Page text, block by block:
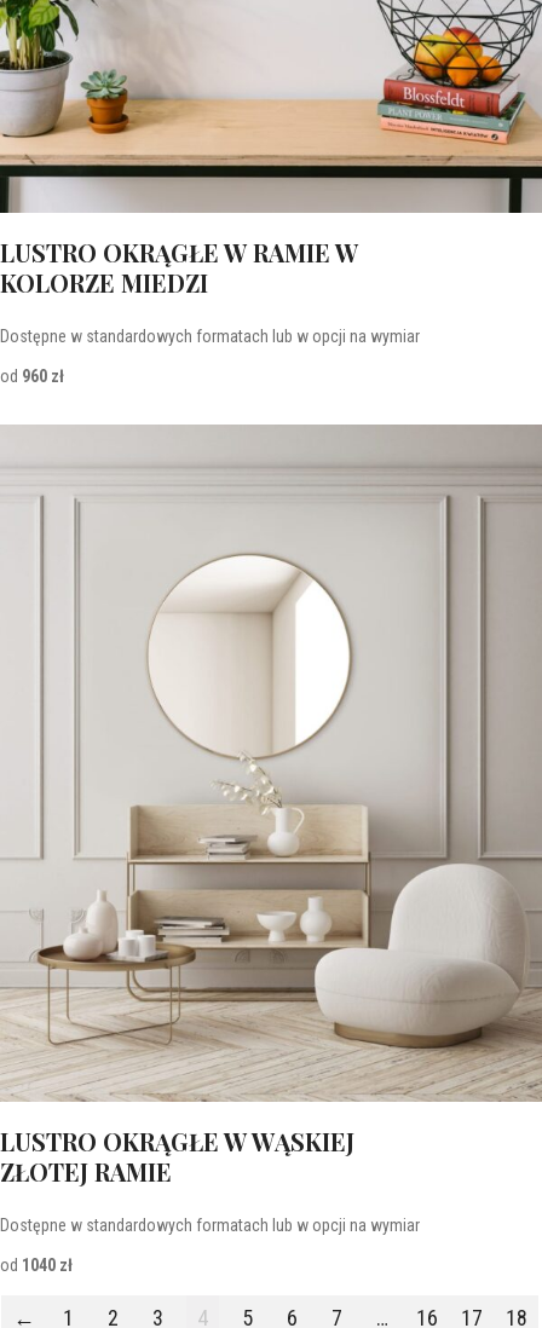
LUSTRO OKRĄGŁE W RAMIE W
KOLORZE MIEDZI
Dostępne w standardowych formatach lub w opcji na wymiar
od 960 zł
LUSTRO OKRĄGŁE W WĄSKIEJ
ZŁOTEJ RAMIE
Dostępne w standardowych formatach lub w opcji na wymiar
od 1040 zł
← 1 2 3 4 5 6 7 … 16 17 18